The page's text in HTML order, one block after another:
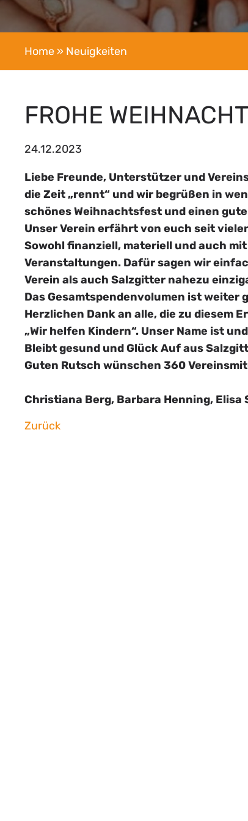
Home » Neuigkeiten
FROHE
24.12.2023
Liebe Freunde, Unterstützer und
die Zeit „rennt“ und wir begrüßen in
schönes Weihnachtsfest und einen
Unser Verein erfährt von euch seit
Sowohl finanziell, materiell und auch
Veranstaltungen. Dafür sagen wir
Verein als auch Salzgitter nahezu
Das Gesamtspendenvolumen ist weiter
Herzlichen Dank an alle, die zu diesem
„Wir helfen Kindern“. Unser Name ist
Bleibt gesund und Glück Auf aus
Guten Rutsch wünschen 360
Christiana Berg, Barbara Henning,
Zurück